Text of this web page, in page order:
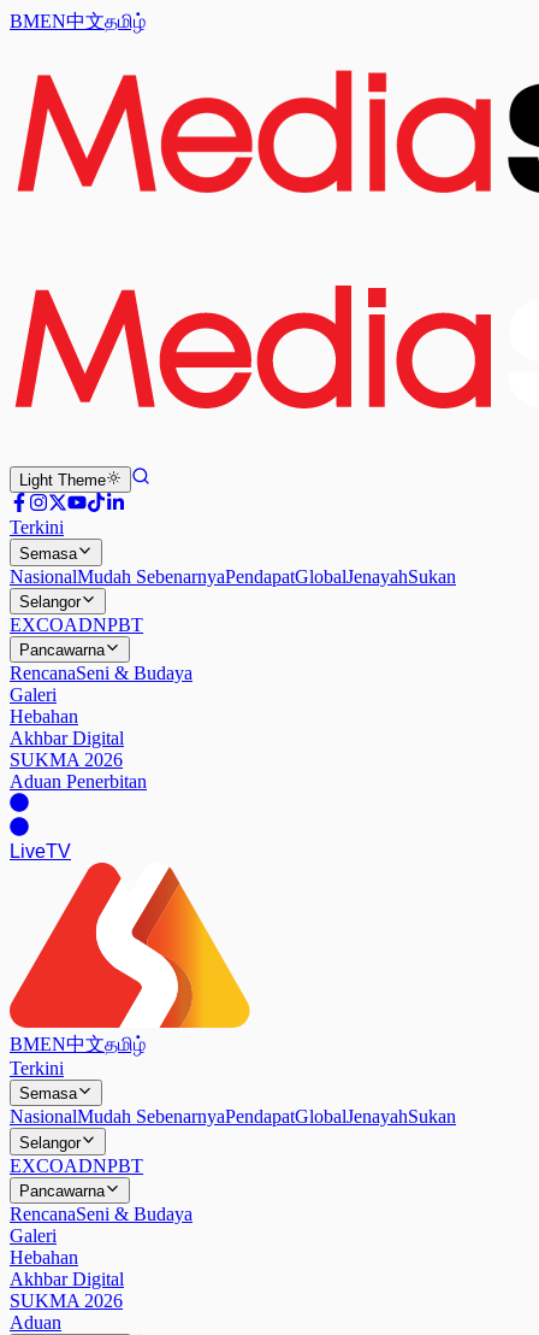
BMEN中文தமிழ்
Light Theme
Terkini
Semasa
NasionalMudah SebenarnyaPendapatGlobalJenayahSukan
Selangor
EXCOADNPBT
Pancawarna
RencanaSeni & Budaya
Galeri
Hebahan
Akhbar Digital
SUKMA 2026
Aduan Penerbitan
LiveTV
BMEN中文தமிழ்
Terkini
Semasa
NasionalMudah SebenarnyaPendapatGlobalJenayahSukan
Selangor
EXCOADNPBT
Pancawarna
RencanaSeni & Budaya
Galeri
Hebahan
Akhbar Digital
SUKMA 2026
Aduan